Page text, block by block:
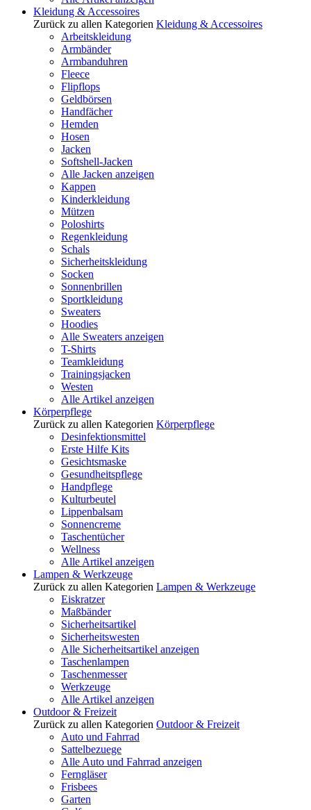
Kleidung & Accessoires
Zurück zu allen Kategorien Kleidung & Accessoires
Arbeitskleidung
Armbänder
Armbanduhren
Fleece
Flipflops
Geldbörsen
Handfächer
Hemden
Hosen
Jacken
Softshell-Jacken
Alle Jacken anzeigen
Kappen
Kinderkleidung
Mützen
Poloshirts
Regenkleidung
Schals
Sicherheitskleidung
Socken
Sonnenbrillen
Sportkleidung
Sweaters
Hoodies
Alle Sweaters anzeigen
T-Shirts
Teamkleidung
Trainingsjacken
Westen
Alle Artikel anzeigen
Körperpflege
Zurück zu allen Kategorien Körperpflege
Desinfektionsmittel
Erste Hilfe Kits
Gesichtsmaske
Gesundheitspflege
Handpflege
Kulturbeutel
Lippenbalsam
Sonnencreme
Taschentücher
Wellness
Alle Artikel anzeigen
Lampen & Werkzeuge
Zurück zu allen Kategorien Lampen & Werkzeuge
Eiskratzer
Maßbänder
Sicherheitsartikel
Sicherheitswesten
Alle Sicherheitsartikel anzeigen
Taschenlampen
Taschenmesser
Werkzeuge
Alle Artikel anzeigen
Outdoor & Freizeit
Zurück zu allen Kategorien Outdoor & Freizeit
Auto und Fahrrad
Sattelbezuege
Alle Auto und Fahrrad anzeigen
Ferngläser
Frisbees
Garten